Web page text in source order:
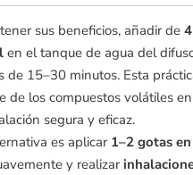
sus beneficios, añadir de
en el tanque de agua del
de 15–30 minutos. Esta
de los compuestos volátiles
segura y eficaz.
es aplicar 1–2 gotas
y realizar